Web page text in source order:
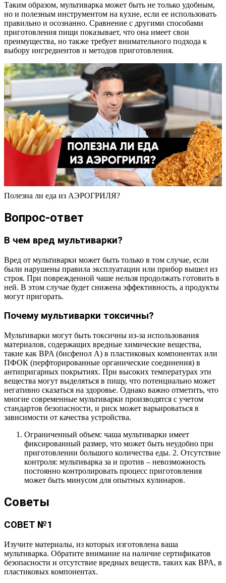
Таким образом, мультиварка может быть не только удобным,
но и полезным инструментом на кухне, если ее использовать
правильно и осознанно. Сравнение с другими способами
приготовления пищи показывает, что она имеет свои
преимущества, но также требует внимательного подхода к
выбору ингредиентов и методов приготовления.
Полезна ли еда из АЭРОГРИЛЯ?
Вопрос-ответ
В чем вред мультиварки?
Вред от мультиварки может быть только в том случае, если
были нарушены правила эксплуатации или прибор вышел из
строя. При поврежденной чаше нельзя продолжать готовить в
ней. В этом случае будет снижена эффективность, а продукты
могут пригорать.
Почему мультиварки токсичны?
Мультиварки могут быть токсичны из-за использования
материалов, содержащих вредные химические вещества,
такие как BPA (бисфенол А) в пластиковых компонентах или
ПФОК (перфторированные органические соединения) в
антипригарных покрытиях. При высоких температурах эти
вещества могут выделяться в пищу, что потенциально может
негативно сказаться на здоровье. Однако важно отметить, что
многие современные мультиварки производятся с учетом
стандартов безопасности, и риск может варьироваться в
зависимости от качества устройства.
Ограниченный объем: чаша мультиварки имеет
фиксированный размер, что может быть неудобно при
приготовлении большого количества еды. 2. Отсутствие
контроля: мультиварка за и против – невозможность
постоянно контролировать процесс приготовления
может быть минусом для опытных кулинаров.
Советы
СОВЕТ №1
Изучите материалы, из которых изготовлена ваша
мультиварка. Обратите внимание на наличие сертификатов
безопасности и отсутствие вредных веществ, таких как BPA, в
пластиковых компонентах.